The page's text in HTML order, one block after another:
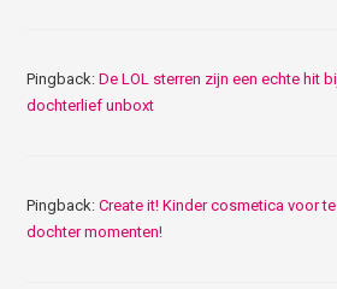
Pingback:De LOL sterren zijn een echte hit
dochterlief unboxt
Pingback:Create it! Kinder cosmetica voor
dochter momenten!